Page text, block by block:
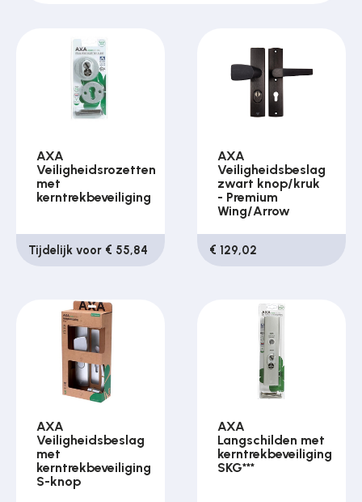
AXA
Veiligheidsrozetten
met
kerntrekbeveiliging
Tijdelijk voor € 55,84
AXA
Veiligheidsbeslag
zwart knop/kruk
- Premium
Wing/Arrow
€ 129,02
AXA
Veiligheidsbeslag
met
kerntrekbeveiliging
S-knop
AXA
Langschilden met
kerntrekbeveiliging
SKG***